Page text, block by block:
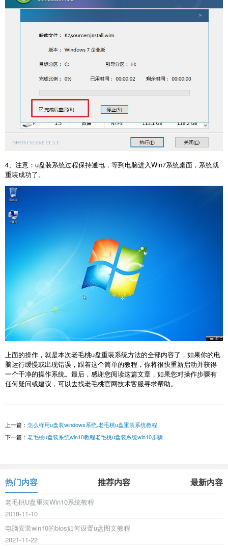
4、注意：u盘装系统过程保持通电，等到电脑进入Win7系统桌面，系统就
重装成功了。
上面的操作，就是本次老毛桃u盘重装系统方法的全部内容了，如果你的电
脑运行缓慢或出现错误，跟着这个简单的教程，你将很快重新启动并获得
一个干净的操作系统。最后，感谢您阅读这篇文章，如果您对操作步骤有
任何疑问或建议，可以去找老毛桃官网技术客服寻求帮助。
上一篇： 怎么样用u盘装windows系统,老毛桃u盘重装系统教程
下一篇： 老毛桃u盘装系统win10教程老毛桃u盘装系统win10步骤
热门内容 推荐内容 最新内容
老毛桃U盘重装Win10系统教程
2018-11-10
电脑安装win10的bios如何设置u盘图文教程
2021-11-22